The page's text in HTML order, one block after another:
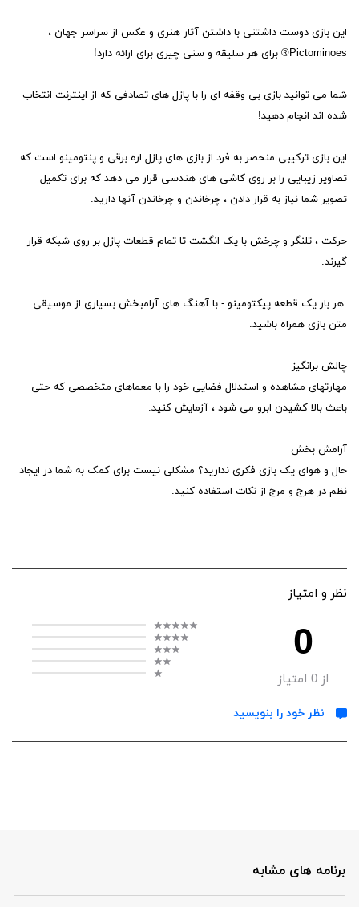
این بازی دوست داشتنی با داشتن آثار هنری و عکس از سراسر جهان ،
Pictominoes® برای هر سلیقه و سنی چیزی برای ارائه دارد!
شما می توانید بازی بی وقفه ای را با پازل های تصادفی که از اینترنت انتخاب
شده اند انجام دهید!
این بازی ترکیبی منحصر به فرد از بازی های پازل اره برقی و پنتومینو است که
تصاویر زیبایی را بر روی کاشی های هندسی قرار می دهد که برای تکمیل
تصویر شما نیاز به قرار دادن ، چرخاندن و چرخاندن آنها دارید.
حرکت ، تلنگر و چرخش با یک انگشت تا تمام قطعات پازل بر روی شبکه قرار
گیرند.
هر بار یک قطعه پیکتومینو - با آهنگ های آرامبخش بسیاری از موسیقی
متن بازی همراه باشید.
چالش برانگیز
مهارتهای مشاهده و استدلال فضایی خود را با معماهای متخصصی که حتی
باعث بالا کشیدن ابرو می شود ، آزمایش کنید.
آرامش بخش
حال و هوای یک بازی فکری ندارید؟ مشکلی نیست برای کمک به شما در ایجاد
نظم در هرج و مرج از نکات استفاده کنید.
نظر و امتیاز
0
از0 امتیاز
نظر خود را بنویسید
برنامه های مشابه